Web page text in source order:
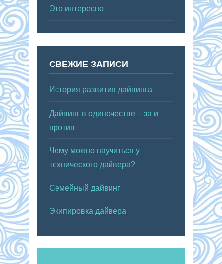
Это интересно
СВЕЖИЕ ЗАПИСИ
История развития дайвинга
Дайвинг в одиночестве – за и
против
Чему можно научиться у
технического дайвера?
Семейный дайвинг
Экипировка дайвера